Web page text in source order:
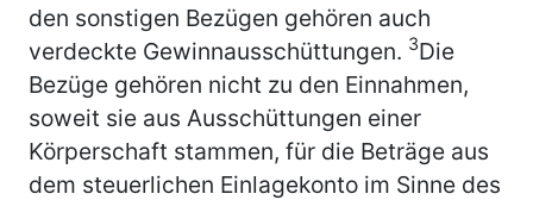
den sonstigen Bezügen gehören auch
verdeckte Gewinnausschüttungen. 3Die
Bezüge gehören nicht zu den Einnahmen,
soweit sie aus Ausschüttungen einer
Körperschaft stammen, für die Beträge aus
dem steuerlichen Einlagekonto im Sinne des